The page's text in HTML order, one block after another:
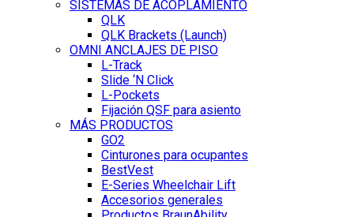
SISTEMAS DE ACOPLAMIENTO
QLK
QLK Brackets (Launch)
OMNI ANCLAJES DE PISO
L-Track
Slide ‘N Click
L-Pockets
Fijación QSF para asiento
MÁS PRODUCTOS
GO2
Cinturones para ocupantes
BestVest
E-Series Wheelchair Lift
Accesorios generales